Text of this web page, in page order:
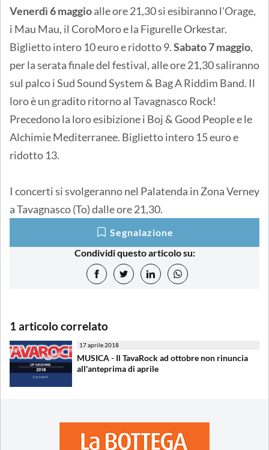
Venerdì 6 maggioalle ore 21,30 si esibiranno l'Orage,
i Mau Mau, il CoroMoro e la Figurelle Orkestar.
Biglietto intero 10 euro e ridotto 9.Sabato 7 maggio,
per la serata finale del festival, alle ore 21,30 saliranno
sul palco i Sud Sound System & Bag A Riddim Band. Il
loro è un gradito ritorno al Tavagnasco Rock!
Precedono la loro esibizione i Boj & Good People e le
Alchimie Mediterranee. Biglietto intero 15 euro e
ridotto 13.
I concerti si svolgeranno nel Palatenda in Zona Verney
a Tavagnasco (To) dalle ore 21,30.
Segnalazione
Condividi questo articolo su:
1 articolo correlato
17 aprile 2018
MUSICA - Il TavaRock ad ottobre non rinuncia
all'anteprima di aprile